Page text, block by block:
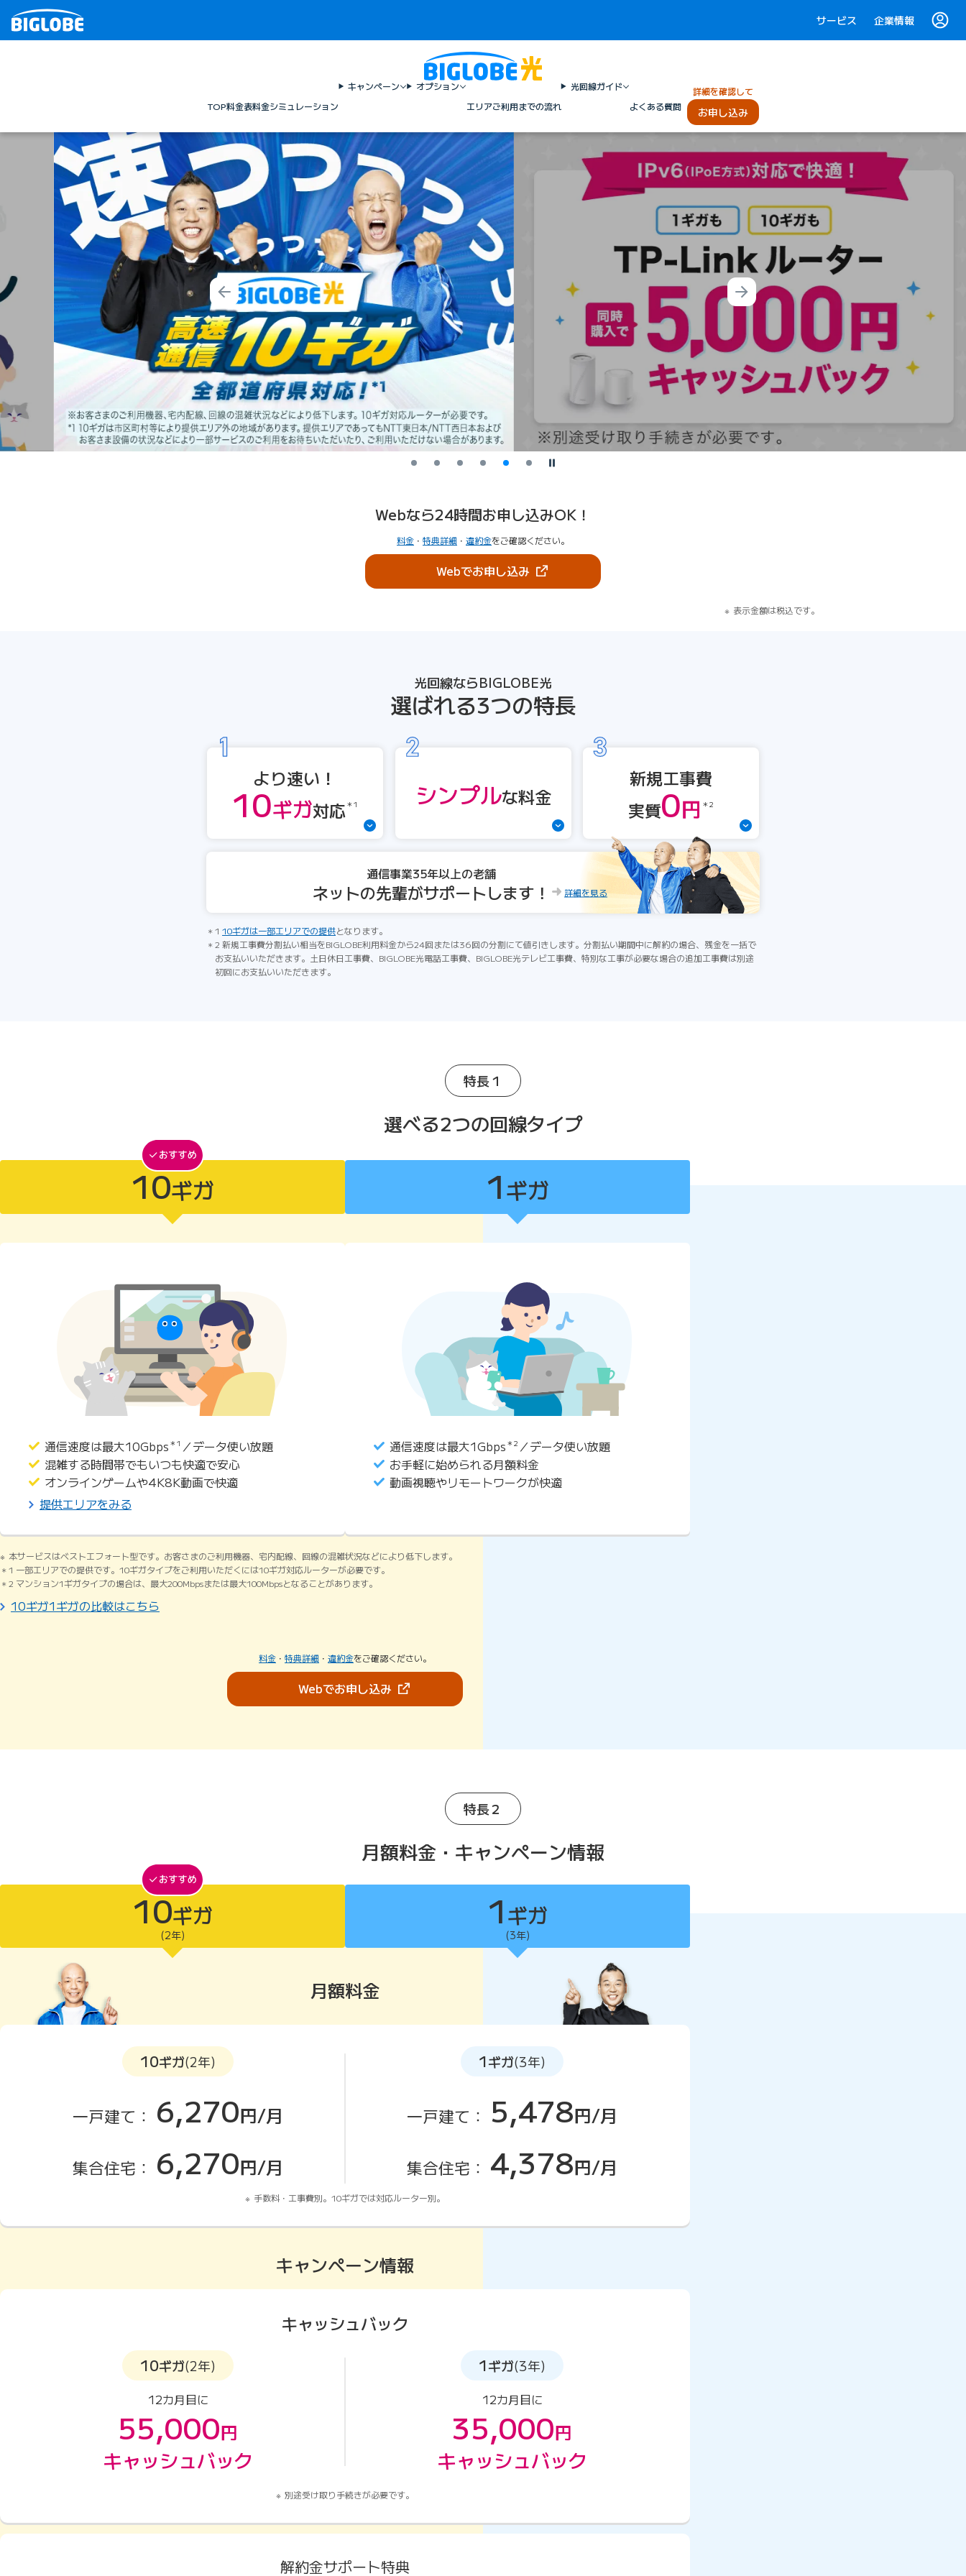
サービス 企業情報
TOP料金表料金シミュレーション
キャンペーン
オプション
エリアご利用までの流れ
光回線ガイド
よくある質問
詳細を確認して
お申し込み
Prev Next
停止
Webなら24時間お申し込みOK！
料金 ・ 特典詳細 ・ 違約金をご確認ください。
Webでお申し込み（新しいタブで開きます）
表示金額は税込です。
光回線ならBIGLOBE光
選ばれる3つの特長
より速い！
10ギガ対応 ＊1 シンプルな料金
新規工事費
実質0円 ＊2
通信事業35年以上の老舗
ネットの先輩がサポートします！ 詳細を見る
1 10ギガは一部エリアでの提供となります。
2 新規工事費分割払い相当をBIGLOBE利用料金から24回または36回の分割にて値引きします。分割払い期間中に解約の場合、残金を一括で
お支払いいただきます。土日休日工事費、BIGLOBE光電話工事費、BIGLOBE光テレビ工事費、特別な工事が必要な場合の追加工事費は別途
初回にお支払いいただきます。
特長１
選べる2つの回線タイプ
10ギガ 1ギガ
通信速度は最大10Gbps ＊1 ／データ使い放題
混雑する時間帯でもいつも快適で安心
オンラインゲームや4K8K動画で快適
提供エリアをみる
通信速度は最大1Gbps ＊2 ／データ使い放題
お手軽に始められる月額料金
動画視聴やリモートワークが快適
本サービスはベストエフォート型です。お客さまのご利用機器、宅内配線、回線の混雑状況などにより低下します。
1 一部エリアでの提供です。10ギガタイプをご利用いただくには10ギガ対応ルーターが必要です。
2 マンション1ギガタイプの場合は、最大200Mbpsまたは最大100Mbpsとなることがあります。
10ギガ1ギガの比較はこちら
料金 ・ 特典詳細 ・ 違約金をご確認ください。
Webでお申し込み（新しいタブで開きます）
特長２
月額料金・キャンペーン情報
10ギガ
(2年)
1 ギガ
(3年)
月額料金
10ギガ(2年)
一戸建て： 6,270円/月
集合住宅： 6,270円/月
1ギガ(3年)
一戸建て： 5,478円/月
集合住宅： 4,378円/月
手数料・工事費別。10ギガでは対応ルーター別。
キャンペーン情報
キャッシュバック
10ギガ(2年)
12カ月目に
55,000円
キャッシュバック
1ギガ(3年)
12カ月目に
35,000円
キャッシュバック
別途受け取り手続きが必要です。
解約金サポート特典